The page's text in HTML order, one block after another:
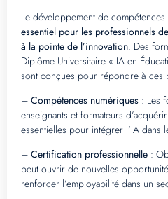
Le développement de compétences
essentiel pour les professionnels
à la pointe de l’innovation. Des
Diplôme Universitaire « IA en
sont conçues pour répondre à ces
– Compétences numériques : Les
enseignants et formateurs
essentielles pour intégrer l’IA
– Certification professionnelle :
peut ouvrir de nouvelles
renforcer l’employabilité dans un